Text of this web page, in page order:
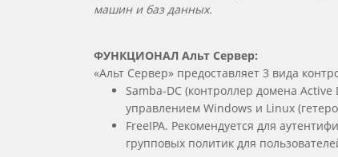
машин и баз данных.
ФУНКЦИОНАЛ Альт Сервер:
«Альт Cервер» предоставляет 3 вида
Samba-DC (контроллер домена
управлением Windows и Linux
FreeIPA. Рекомендуется для
групповых политик для